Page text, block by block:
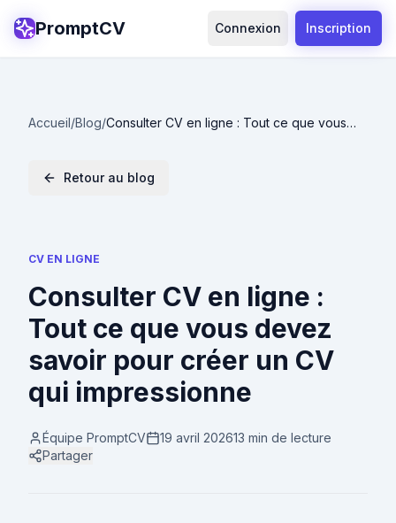
PromptCV Connexion Inscription
Accueil/Blog/Consulter CV en ligne : Tout ce que vous
Retour au blog
CV EN LIGNE
Consulter CV en ligne :
Tout ce que vous devez
savoir pour créer un CV
qui impressionne
Équipe PromptCV 19 avril 202613 min de lecture
Partager